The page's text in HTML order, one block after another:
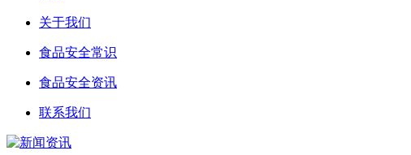
关于我们
食品安全常识
食品安全资讯
联系我们